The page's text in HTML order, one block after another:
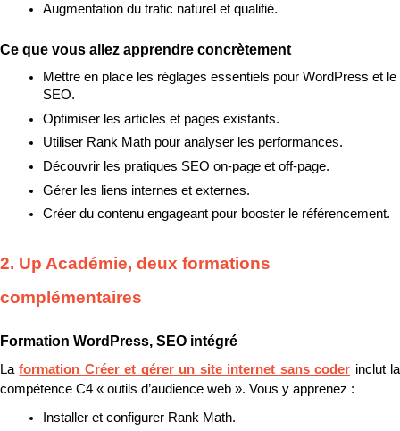
Augmentation du trafic naturel et qualifié.
Ce que vous allez apprendre concrètement
Mettre en place les réglages essentiels pour WordPress et le
SEO.
Optimiser les articles et pages existants.
Utiliser Rank Math pour analyser les performances.
Découvrir les pratiques SEO on-page et off-page.
Gérer les liens internes et externes.
Créer du contenu engageant pour booster le référencement.
2. Up Académie, deux formations
complémentaires
Formation WordPress, SEO intégré
La formation Créer et gérer un site internet sans coder inclut la
compétence C4 « outils d’audience web ». Vous y apprenez :
Installer et configurer Rank Math.